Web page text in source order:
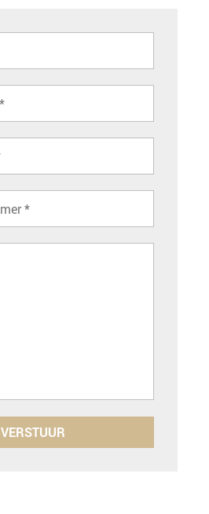
VERSTUUR